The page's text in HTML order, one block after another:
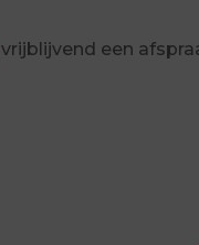
vrijblijvend een